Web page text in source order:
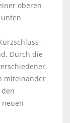
oberen
Durch die
miteinander
neuen